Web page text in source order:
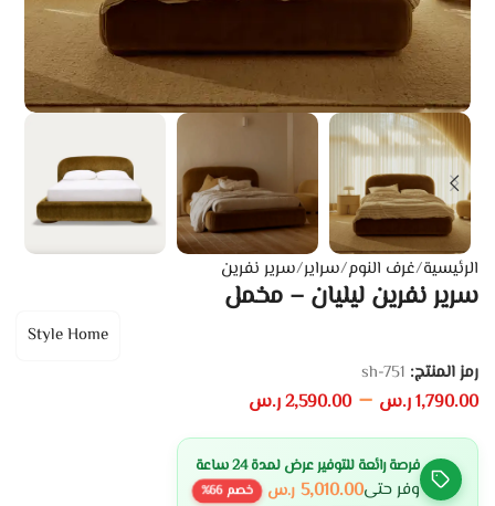
الرئيسية/غرف النوم/سراير/سرير نفرين
سرير نفرين ليليان – مخمل
Style Home
رمز المنتج: sh-751
1,790.00ر.س –
2,590.00ر.س
فرصة رائعة للتوفير عرض لمدة 24 ساعة
وفر حتى5,010.00 ر.س خصم66
%